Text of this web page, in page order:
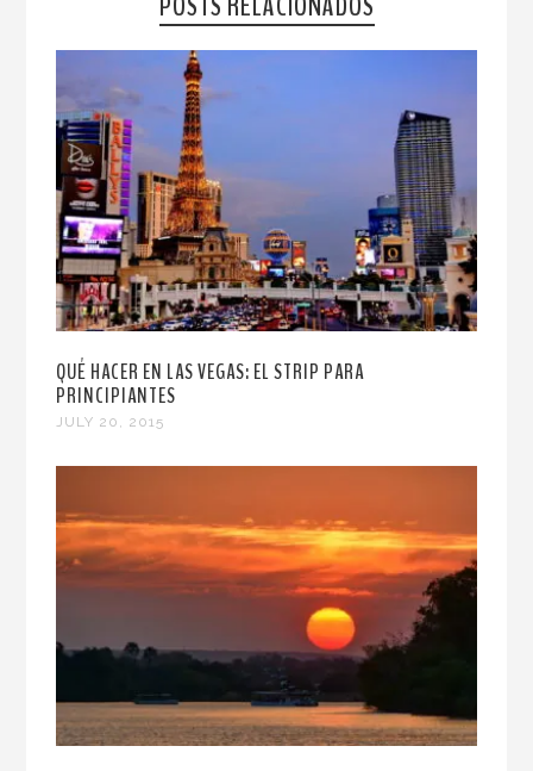
QUÉ HACER EN LAS VEGAS: EL STRIP PARA
PRINCIPIANTES
JULY 20, 2015